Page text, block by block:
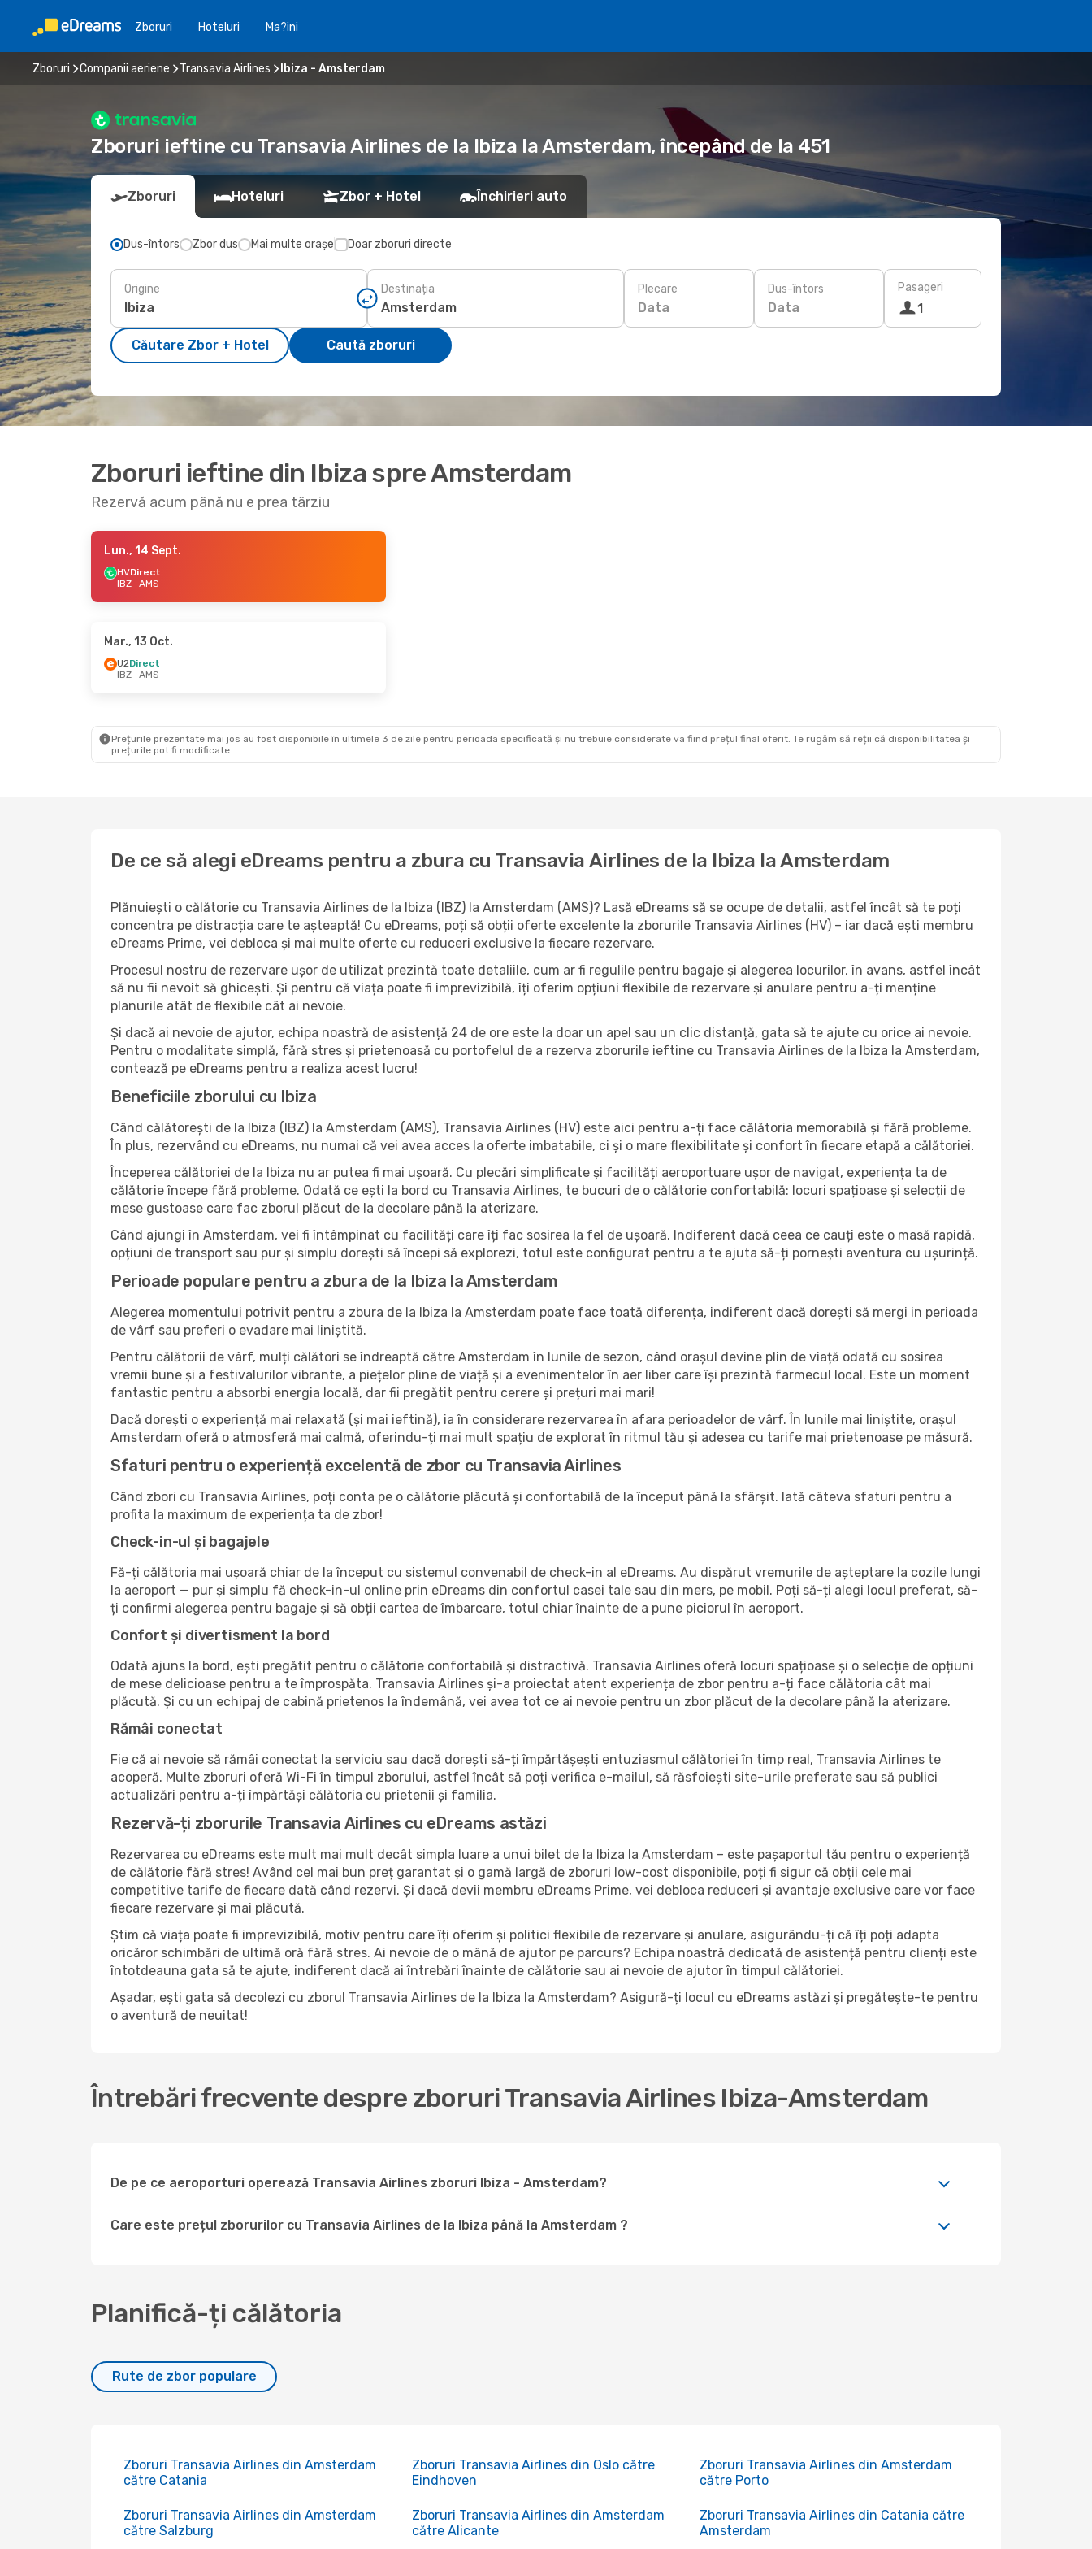
Zboruri Hoteluri Ma?ini
Zboruri Companii aeriene Transavia Airlines Ibiza - Amsterdam
Zboruri ieftine cu Transavia Airlines de la Ibiza la Amsterdam, începând de la 451
Zboruri Hoteluri Zbor + Hotel Închirieri auto
Dus-întors Zbor dus Mai multe orașe Doar zboruri directe
Origine Destinația Plecare
Data
Dus-întors
Data
Pasageri
1
Căutare Zbor + Hotel Caută zboruri
Zboruri ieftine din Ibiza spre Amsterdam
Rezervă acum până nu e prea târziu
Lun., 14 Sept.
HVDirect
IBZ- AMS
Mar., 13 Oct.
U2Direct
IBZ- AMS
Prețurile prezentate mai jos au fost disponibile în ultimele 3 de zile pentru perioada specificată și nu trebuie considerate va fiind prețul final oferit. Te rugăm să reții că disponibilitatea și
prețurile pot fi modificate.
De ce să alegi eDreams pentru a zbura cu Transavia Airlines de la Ibiza la Amsterdam
Plănuiești o călătorie cu Transavia Airlines de la Ibiza (IBZ) la Amsterdam (AMS)? Lasă eDreams să se ocupe de detalii, astfel încât să te poți
concentra pe distracția care te așteaptă! Cu eDreams, poți să obții oferte excelente la zborurile Transavia Airlines (HV) – iar dacă ești membru
eDreams Prime, vei debloca și mai multe oferte cu reduceri exclusive la fiecare rezervare.
Procesul nostru de rezervare ușor de utilizat prezintă toate detaliile, cum ar fi regulile pentru bagaje și alegerea locurilor, în avans, astfel încât
să nu fii nevoit să ghicești. Și pentru că viața poate fi imprevizibilă, îți oferim opțiuni flexibile de rezervare și anulare pentru a-ți menține
planurile atât de flexibile cât ai nevoie.
Și dacă ai nevoie de ajutor, echipa noastră de asistență 24 de ore este la doar un apel sau un clic distanță, gata să te ajute cu orice ai nevoie.
Pentru o modalitate simplă, fără stres și prietenoasă cu portofelul de a rezerva zborurile ieftine cu Transavia Airlines de la Ibiza la Amsterdam,
contează pe eDreams pentru a realiza acest lucru!
Beneficiile zborului cu Ibiza
Când călătorești de la Ibiza (IBZ) la Amsterdam (AMS), Transavia Airlines (HV) este aici pentru a-ți face călătoria memorabilă și fără probleme.
În plus, rezervând cu eDreams, nu numai că vei avea acces la oferte imbatabile, ci și o mare flexibilitate și confort în fiecare etapă a călătoriei.
Începerea călătoriei de la Ibiza nu ar putea fi mai ușoară. Cu plecări simplificate și facilități aeroportuare ușor de navigat, experiența ta de
călătorie începe fără probleme. Odată ce ești la bord cu Transavia Airlines, te bucuri de o călătorie confortabilă: locuri spațioase și selecții de
mese gustoase care fac zborul plăcut de la decolare până la aterizare.
Când ajungi în Amsterdam, vei fi întâmpinat cu facilități care îți fac sosirea la fel de ușoară. Indiferent dacă ceea ce cauți este o masă rapidă,
opțiuni de transport sau pur și simplu dorești să începi să explorezi, totul este configurat pentru a te ajuta să-ți pornești aventura cu ușurință.
Perioade populare pentru a zbura de la Ibiza la Amsterdam
Alegerea momentului potrivit pentru a zbura de la Ibiza la Amsterdam poate face toată diferența, indiferent dacă dorești să mergi in perioada
de vârf sau preferi o evadare mai liniștită.
Pentru călătorii de vârf, mulți călători se îndreaptă către Amsterdam în lunile de sezon, când orașul devine plin de viață odată cu sosirea
vremii bune și a festivalurilor vibrante, a piețelor pline de viață și a evenimentelor în aer liber care își prezintă farmecul local. Este un moment
fantastic pentru a absorbi energia locală, dar fii pregătit pentru cerere și prețuri mai mari!
Dacă dorești o experiență mai relaxată (și mai ieftină), ia în considerare rezervarea în afara perioadelor de vârf. În lunile mai liniștite, orașul
Amsterdam oferă o atmosferă mai calmă, oferindu-ți mai mult spațiu de explorat în ritmul tău și adesea cu tarife mai prietenoase pe măsură.
Sfaturi pentru o experiență excelentă de zbor cu Transavia Airlines
Când zbori cu Transavia Airlines, poți conta pe o călătorie plăcută și confortabilă de la început până la sfârșit. Iată câteva sfaturi pentru a
profita la maximum de experiența ta de zbor!
Check-in-ul și bagajele
Fă-ți călătoria mai ușoară chiar de la început cu sistemul convenabil de check-in al eDreams. Au dispărut vremurile de așteptare la cozile lungi
la aeroport — pur și simplu fă check-in-ul online prin eDreams din confortul casei tale sau din mers, pe mobil. Poți să-ți alegi locul preferat, să-
ți confirmi alegerea pentru bagaje și să obții cartea de îmbarcare, totul chiar înainte de a pune piciorul în aeroport.
Confort și divertisment la bord
Odată ajuns la bord, ești pregătit pentru o călătorie confortabilă și distractivă. Transavia Airlines oferă locuri spațioase și o selecție de opțiuni
de mese delicioase pentru a te împrospăta. Transavia Airlines și-a proiectat atent experiența de zbor pentru a-ți face călătoria cât mai
plăcută. Și cu un echipaj de cabină prietenos la îndemână, vei avea tot ce ai nevoie pentru un zbor plăcut de la decolare până la aterizare.
Rămâi conectat
Fie că ai nevoie să rămâi conectat la serviciu sau dacă dorești să-ți împărtășești entuziasmul călătoriei în timp real, Transavia Airlines te
acoperă. Multe zboruri oferă Wi-Fi în timpul zborului, astfel încât să poți verifica e-mailul, să răsfoiești site-urile preferate sau să publici
actualizări pentru a-ți împărtăși călătoria cu prietenii și familia.
Rezervă-ți zborurile Transavia Airlines cu eDreams astăzi
Rezervarea cu eDreams este mult mai mult decât simpla luare a unui bilet de la Ibiza la Amsterdam – este pașaportul tău pentru o experiență
de călătorie fără stres! Având cel mai bun preț garantat și o gamă largă de zboruri low-cost disponibile, poți fi sigur că obții cele mai
competitive tarife de fiecare dată când rezervi. Și dacă devii membru eDreams Prime, vei debloca reduceri și avantaje exclusive care vor face
fiecare rezervare și mai plăcută.
Știm că viața poate fi imprevizibilă, motiv pentru care îți oferim și politici flexibile de rezervare și anulare, asigurându-ți că îți poți adapta
oricăror schimbări de ultimă oră fără stres. Ai nevoie de o mână de ajutor pe parcurs? Echipa noastră dedicată de asistență pentru clienți este
întotdeauna gata să te ajute, indiferent dacă ai întrebări înainte de călătorie sau ai nevoie de ajutor în timpul călătoriei.
Așadar, ești gata să decolezi cu zborul Transavia Airlines de la Ibiza la Amsterdam? Asigură-ți locul cu eDreams astăzi și pregătește-te pentru
o aventură de neuitat!
Întrebări frecvente despre zboruri Transavia Airlines Ibiza-Amsterdam
De pe ce aeroporturi operează Transavia Airlines zboruri Ibiza - Amsterdam?
Care este prețul zborurilor cu Transavia Airlines de la Ibiza până la Amsterdam ?
Planifică-ți călătoria
Rute de zbor populare
Zboruri Transavia Airlines din Amsterdam
către Catania
Zboruri Transavia Airlines din Oslo către
Eindhoven
Zboruri Transavia Airlines din Amsterdam
către Porto
Zboruri Transavia Airlines din Amsterdam
către Salzburg
Zboruri Transavia Airlines din Amsterdam
către Alicante
Zboruri Transavia Airlines din Catania către
Amsterdam